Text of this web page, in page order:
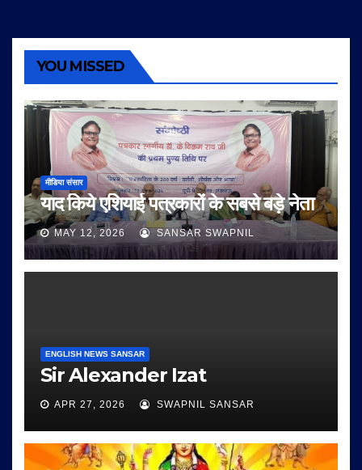
YOU MISSED
मीडिया संसार
याद किये एशियाई पत्रकारों के सबसे बड़े नेता
MAY 12, 2026 SANSAR SWAPNIL
ENGLISH NEWS SANSAR
Sir Alexander Izat
APR 27, 2026 SWAPNIL SANSAR